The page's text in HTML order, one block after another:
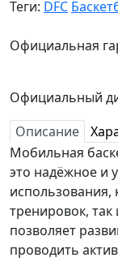
Теги: DFC
Официальная
Официальный
Описание
Мобильная
это надёжное и
использования,
тренировок,
позволяет
проводить